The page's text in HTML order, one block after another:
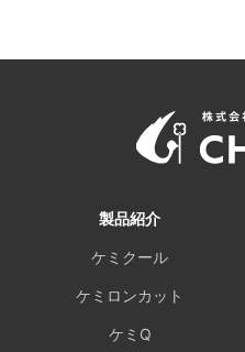
製品紹介
ケミクール
ケミロンカット
ケミQ